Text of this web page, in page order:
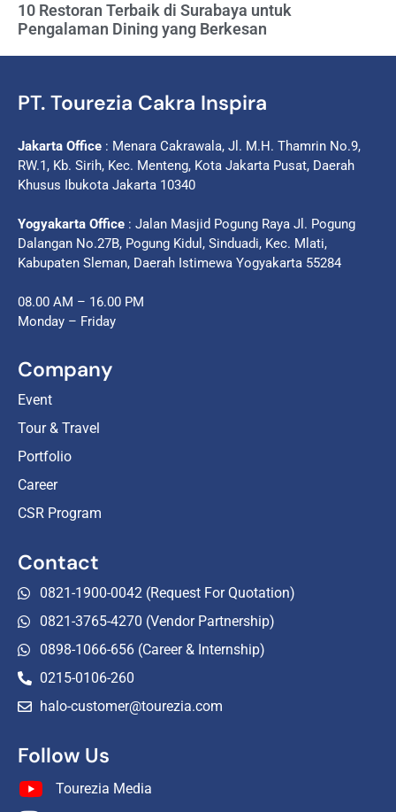
10 Restoran Terbaik di Surabaya untuk
Pengalaman Dining yang Berkesan
PT. Tourezia Cakra Inspira
Jakarta Office : Menara Cakrawala, Jl. M.H. Thamrin No.9,
RW.1, Kb. Sirih, Kec. Menteng, Kota Jakarta Pusat, Daerah
Khusus Ibukota Jakarta 10340
Yogyakarta Office : Jalan Masjid Pogung Raya Jl. Pogung
Dalangan No.27B, Pogung Kidul, Sinduadi, Kec. Mlati,
Kabupaten Sleman, Daerah Istimewa Yogyakarta 55284
08.00 AM – 16.00 PM
Monday – Friday
Company
Event
Tour & Travel
Portfolio
Career
CSR Program
Contact
0821-1900-0042 (Request For Quotation)
0821-3765-4270 (Vendor Partnership)
0898-1066-656 (Career & Internship)
0215-0106-260
halo-customer@tourezia.com
Follow Us
Tourezia Media